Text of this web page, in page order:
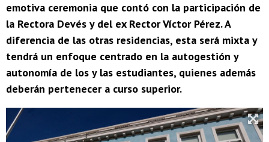
emotiva ceremonia que contó con la participación de
la Rectora Devés y del ex Rector Víctor Pérez. A
diferencia de las otras residencias, esta será mixta y
tendrá un enfoque centrado en la autogestión y
autonomía de los y las estudiantes, quienes además
deberán pertenecer a curso superior.